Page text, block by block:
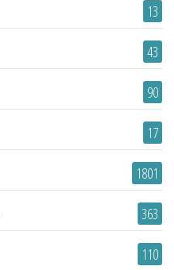
13
43
90
17
1801
363
110